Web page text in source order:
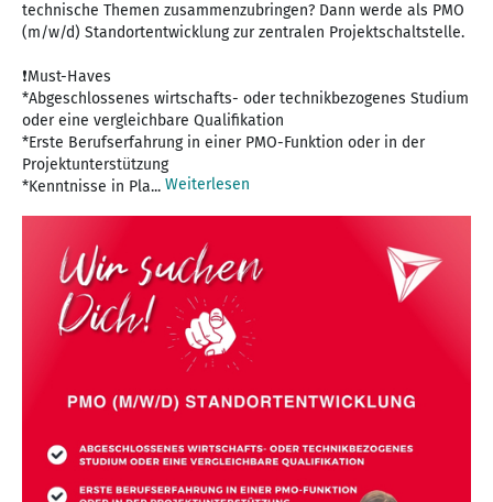
technische Themen zusammenzubringen? Dann werde als PMO
(m/w/d) Standortentwicklung zur zentralen Projektschaltstelle.
❗Must-Haves
*Abgeschlossenes wirtschafts- oder technikbezogenes Studium
oder eine vergleichbare Qualifikation
*Erste Berufserfahrung in einer PMO-Funktion oder in der
Projektunterstützung
*Kenntnisse in Pla... Weiterlesen